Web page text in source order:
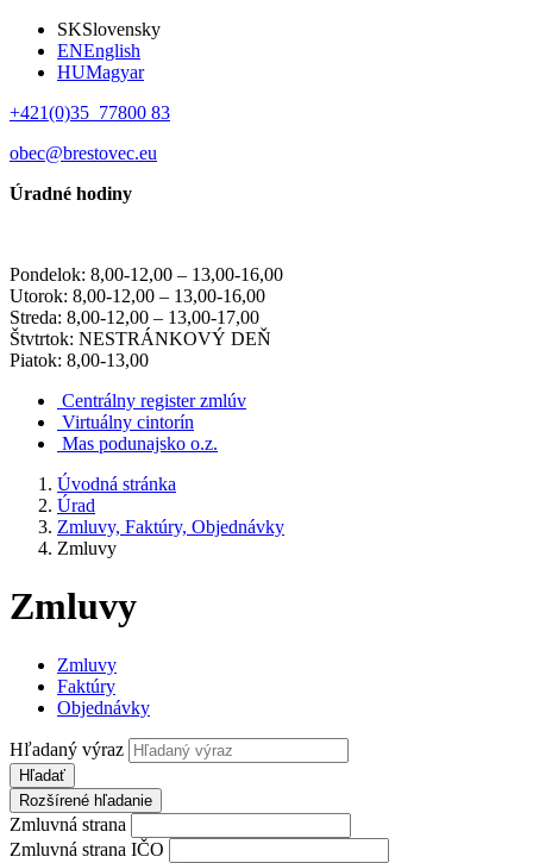
SKSlovensky
ENEnglish
HUMagyar
+421(0)35 77800 83
obec@brestovec.eu
Úradné hodiny
Pondelok: 8,00-12,00 – 13,00-16,00
Utorok: 8,00-12,00 – 13,00-16,00
Streda: 8,00-12,00 – 13,00-17,00
Štvtrtok: NESTRÁNKOVÝ DEŇ
Piatok: 8,00-13,00
Centrálny register zmlúv
Virtuálny cintorín
Mas podunajsko o.z.
Úvodná stránka
Úrad
Zmluvy, Faktúry, Objednávky
Zmluvy
Zmluvy
Zmluvy
Faktúry
Objednávky
Hľadaný výraz
Hľadať
Rozšírené hľadanie
Zmluvná strana
Zmluvná strana IČO